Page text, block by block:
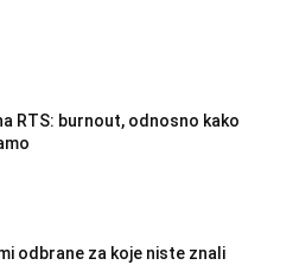
RTS: burnout, odnosno kako
odbrane za koje niste znali